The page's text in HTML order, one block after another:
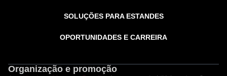
SOLUÇÕES PARA ESTANDES
OPORTUNIDADES E CARREIRA
Organização e promoção